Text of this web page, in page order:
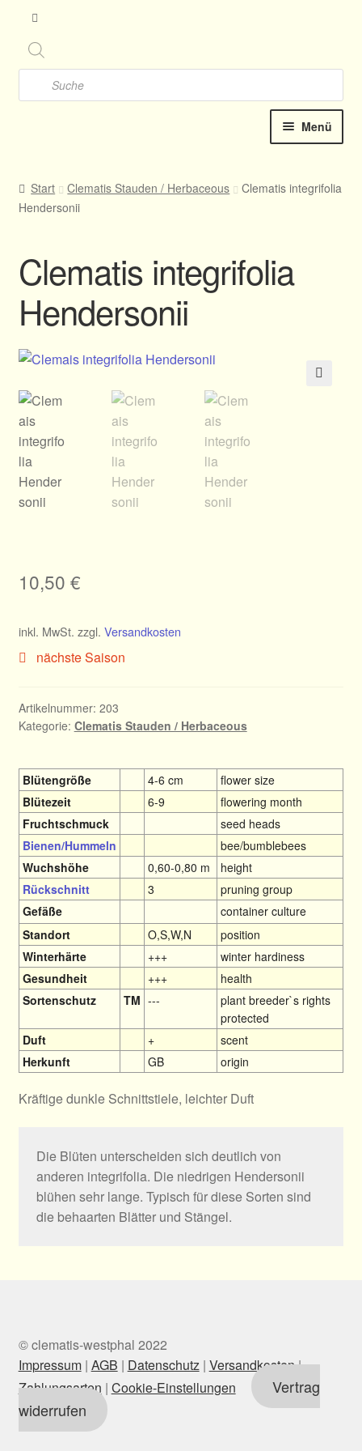
Products
search
Menü
Clematis-Shop
Ratgeber
Über Clematis
Über uns
Start Clematis Stauden / Herbaceous
Clematis integrifolia
Hendersonii
Clematis integrifolia
Hendersonii
10,50 €
inkl. MwSt. zzgl. Versandkosten
nächste Saison
Artikelnummer: 203
Kategorie: Clematis Stauden / Herbaceous
Blütengröße 4-6 cm
flower size
Blütezeit
6-9
flowering month
Fruchtschmuck
seed heads
Bienen/Hummeln
bee/bumblebees
Wuchshöhe
0,60-0,80 m
height
Rückschnitt
3
pruning group
Gefäße
container culture
Standort
O,S,W,N
position
Winterhärte
+++
winter hardiness
Gesundheit
+++
health
Sortenschutz
TM ---
plant breeder`s rights
protected
Duft
+
scent
Herkunft
GB origin
Kräftige dunkle Schnittstiele, leichter Duft
Die Blüten unterscheiden sich deutlich von
anderen integrifolia. Die niedrigen Hendersonii
blühen sehr lange. Typisch für diese Sorten sind
die behaarten Blätter und Stängel.
© clematis-westphal 2022
Impressum| AGB | Datenschutz| Versandkosten|
Zahlungsarten | Cookie-Einstellungen
Vertrag
widerrufen